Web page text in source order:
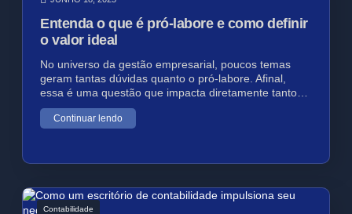
Entenda o que é pró-labore e como definir
o valor ideal
No universo da gestão empresarial, poucos temas
geram tantas dúvidas quanto o pró-labore. Afinal,
essa é uma questão que impacta diretamente tanto…
Continuar lendo
Contabilidade